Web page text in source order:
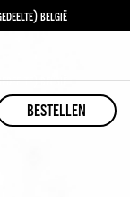
belgië
belgië
bestellen